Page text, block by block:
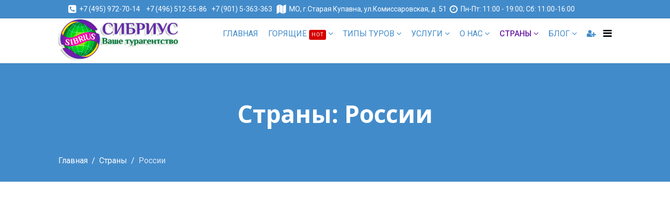
+7 (495) 972-70-14 +7 (496) 512-55-86 +7 (901) 5-363-363 МО, г.Старая Купавна, ул.Комиссаровская, д. 51 Пн-Пт: 11:00 - 19:00; Сб: 11:00-16:00
ГЛАВНАЯ ГОРЯЩИЕ HOT ТИПЫ ТУРОВ УСЛУГИ О НАС СТРАНЫ БЛОГ
Страны: России
Главная Страны России